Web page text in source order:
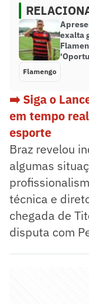
exalta
Flamengo
➡️ Siga o
em tempo
esporte
Braz revelou
algumas
técnica e
chegada de
disputa com